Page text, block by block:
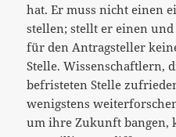
hat. Er muss nicht einen
stellen; stellt er einen
für den Antragsteller
Stelle. Wissenschaftlern,
befristeten Stelle
wenigstens
um ihre Zukunft bangen,